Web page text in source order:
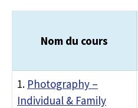
Nom du cours
1. Photography –
Individual & Family